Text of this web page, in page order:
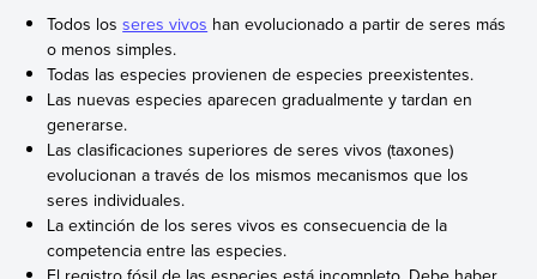
Todos losseres vivos han evolucionado a partir de seres más
o menos simples.
Todas las especies provienen de especies preexistentes.
Las nuevas especies aparecen gradualmente y tardan en
generarse.
Las clasificaciones superiores de seres vivos (taxones)
evolucionan a través de los mismos mecanismos que los
seres individuales.
La extinción de los seres vivos es consecuencia de la
competencia entre las especies.